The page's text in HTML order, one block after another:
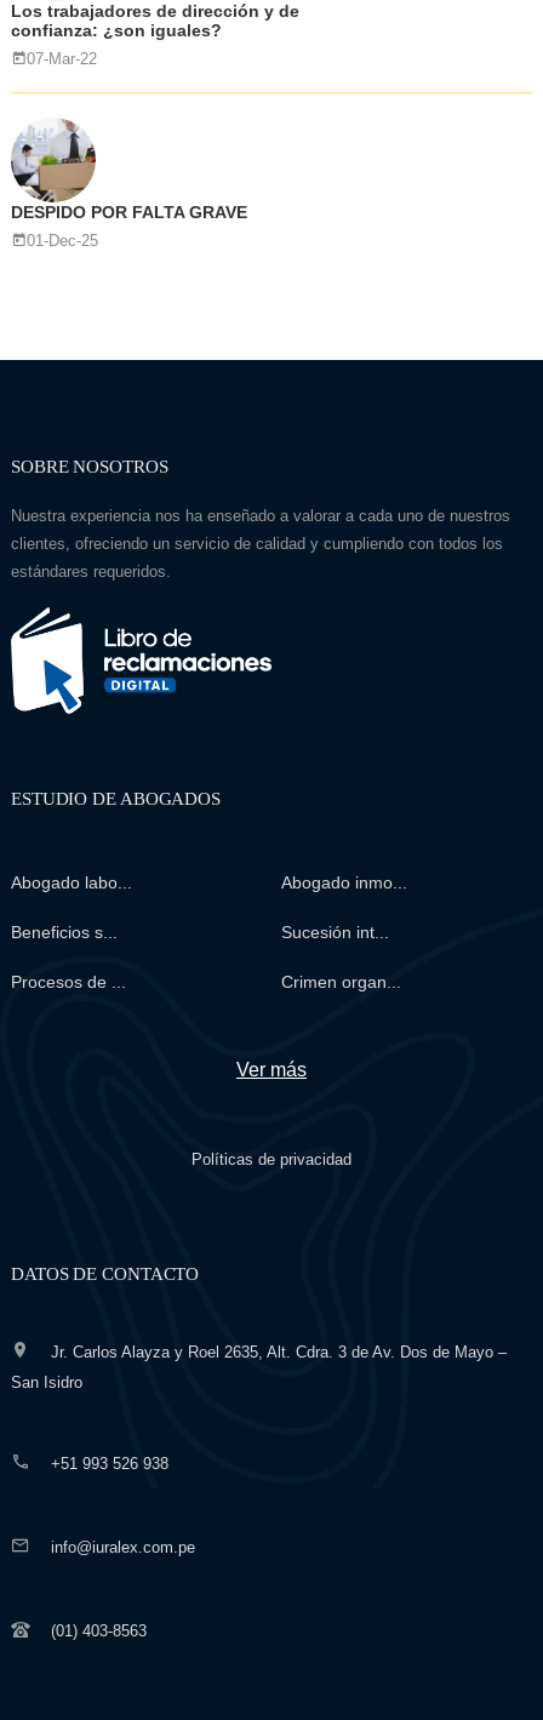
Los trabajadores de dirección y de
confianza: ¿son iguales?
07-Mar-22
DESPIDO POR FALTA GRAVE
01-Dec-25
SOBRE NOSOTROS
Nuestra experiencia nos ha enseñado a valorar a cada uno de nuestros
clientes, ofreciendo un servicio de calidad y cumpliendo con todos los
estándares requeridos.
ESTUDIO DE ABOGADOS
Abogado labo... Abogado inmo...
Beneficios s... Sucesión int...
Procesos de ... Crimen organ...
Ver más
Políticas de privacidad
DATOS DE CONTACTO
Jr. Carlos Alayza y Roel 2635, Alt. Cdra. 3 de Av. Dos de Mayo –
San Isidro
+51 993 526 938
info@iuralex.com.pe
(01) 403-8563